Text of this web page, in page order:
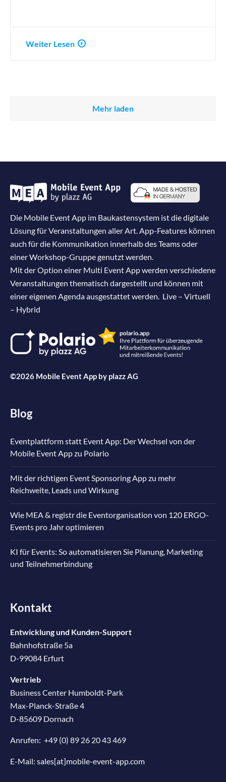
Weiter Lesen
Mehr laden
Die Mobile Event App im Baukastensystem ist die digitale
Lösung für Veranstaltungen aller Art. App-Features können
auch für die Kommunikation innerhalb des Teams oder
einer Workshop-Gruppe genutzt werden.
Mit der Option einer Multi Event App werden verschiedene
Veranstaltungen thematisch dargestellt und können mit
einer eigenen Agenda ausgestattet werden. Live – Virtuell
– Hybrid
©2026 Mobile Event App by plazz AG
Blog
Eventplattform statt Event App: Der Wechsel von der
Mobile Event App zu Polario
Mit der richtigen Event Sponsoring App zu mehr
Reichweite, Leads und Wirkung
Wie MEA & registr die Eventorganisation von 120 ERGO-
Events pro Jahr optimieren
KI für Events: So automatisieren Sie Planung, Marketing
und Teilnehmerbindung
Kontakt
Entwicklung und Kunden-Support
Bahnhofstraße 5a
D-99084 Erfurt
Vertrieb
Business Center Humboldt-Park
Max-Planck-Straße 4
D-85609 Dornach
Anrufen: +49 (0) 89 26 20 43 469
E-Mail: sales[at]mobile-event-app.com